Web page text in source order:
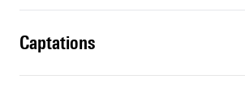
captations